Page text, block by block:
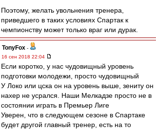
Поэтому, желать увольнения тренера,
приведшего в таких условиях Спартак к
чемпионству может только враг или дурак.
TonyFox -
16 сен 2018 22:04
Если коротко, у нас чудовищный уровень
подготовки молодежи, просто чудовищный
У Локо или цска он на уровень выше, зениту он
нахер не усрался. Наши Мелкадзе просто не в
состоянии играть в Премьер Лиге
Уверен, что в следующем сезоне в Спартаке
будет другой главный тренер, есть на то